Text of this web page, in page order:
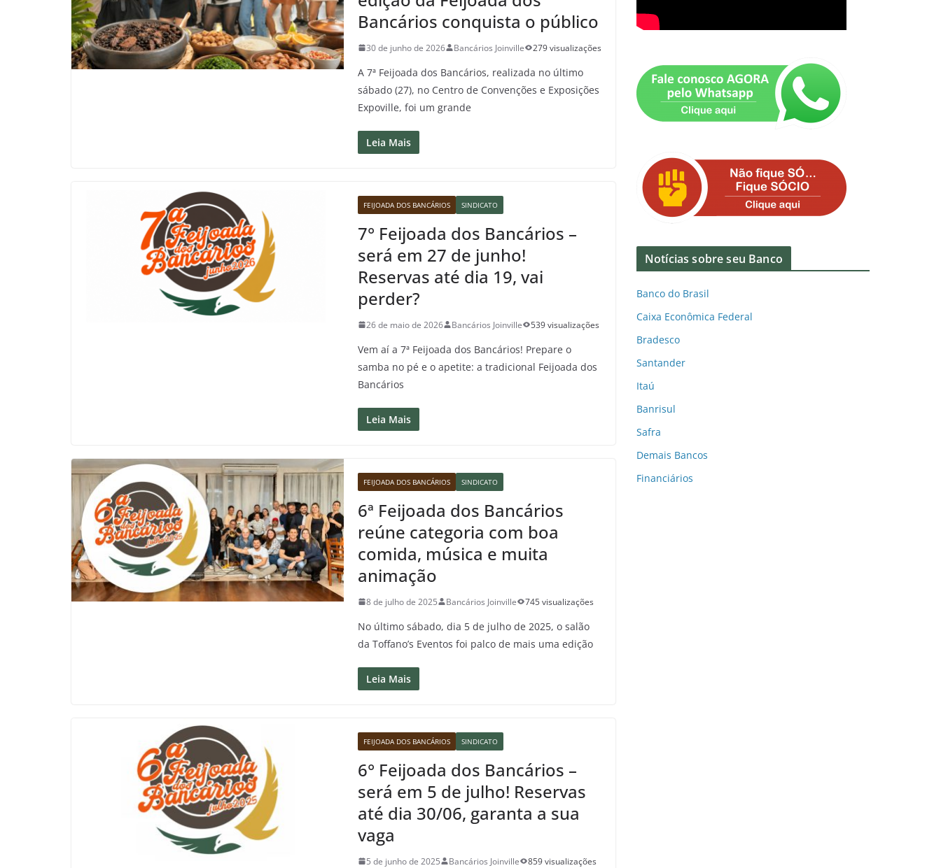
Bancários conquista o público
30 de junho de 2026 Bancários Joinville 279 visualizações
A 7ª Feijoada dos Bancários, realizada no último
sábado (27), no Centro de Convenções e Exposições
Expoville, foi um grande
Leia Mais
FEIJOADA DOS BANCÁRIOS SINDICATO
7° Feijoada dos Bancários –
será em 27 de junho!
Reservas até dia 19, vai
perder?
26 de maio de 2026 Bancários Joinville 539 visualizações
Vem aí a 7ª Feijoada dos Bancários! Prepare o
samba no pé e o apetite: a tradicional Feijoada dos
Bancários
Leia Mais
FEIJOADA DOS BANCÁRIOS SINDICATO
6ª Feijoada dos Bancários
reúne categoria com boa
comida, música e muita
animação
8 de julho de 2025 Bancários Joinville 745 visualizações
No último sábado, dia 5 de julho de 2025, o salão
da Toffano’s Eventos foi palco de mais uma edição
Leia Mais
FEIJOADA DOS BANCÁRIOS SINDICATO
6° Feijoada dos Bancários –
será em 5 de julho! Reservas
até dia 30/06, garanta a sua
vaga
5 de junho de 2025 Bancários Joinville 859 visualizações
Notícias sobre seu Banco
Banco do Brasil
Caixa Econômica Federal
Bradesco
Santander
Itaú
Banrisul
Safra
Demais Bancos
Financiários